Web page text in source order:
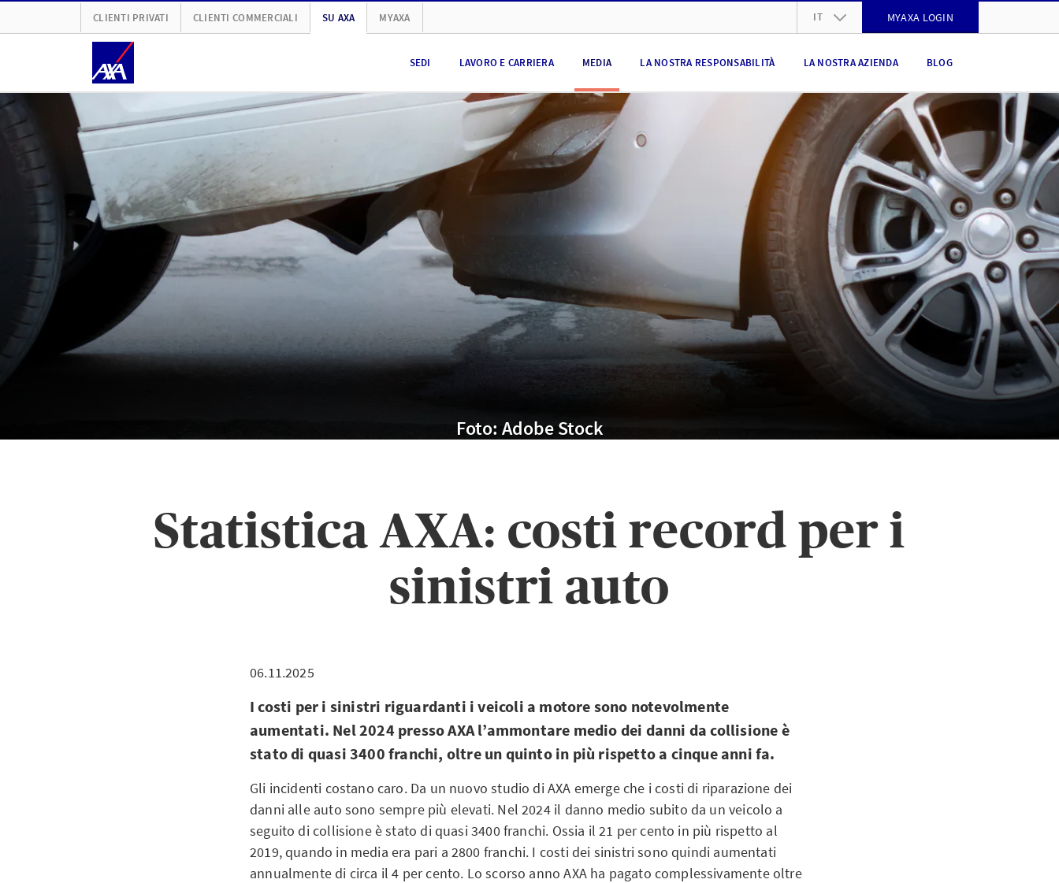
CLIENTI PRIVATI CLIENTI COMMERCIALI SU AXA MYAXA IT
IT
EN
MYAXA LOGIN
SEDI LAVORO E CARRIERA MEDIA LA NOSTRA RESPONSABILITÀ LA NOSTRA AZIENDA BLOG
Foto: Adobe Stock
Statistica AXA: costi record per i
sinistri auto
06.11.2025
I costi per i sinistri riguardanti i veicoli a motore sono notevolmente
aumentati. Nel 2024 presso AXA l’ammontare medio dei danni da collisione è
stato di quasi 3400 franchi, oltre un quinto in più rispetto a cinque anni fa.
Gli incidenti costano caro. Da un nuovo studio di AXA emerge che i costi di riparazione dei
danni alle auto sono sempre più elevati. Nel 2024 il danno medio subito da un veicolo a
seguito di collisione è stato di quasi 3400 franchi. Ossia il 21 per cento in più rispetto al
2019, quando in media era pari a 2800 franchi. I costi dei sinistri sono quindi aumentati
annualmente di circa il 4 per cento. Lo scorso anno AXA ha pagato complessivamente oltre